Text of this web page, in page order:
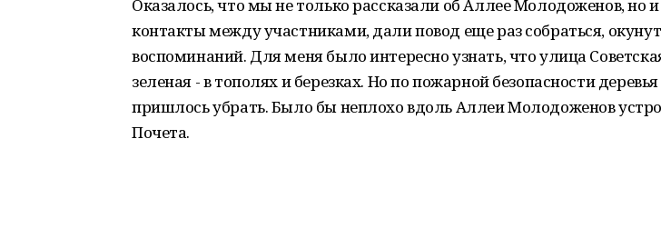
Оказалось, что мы не только рассказали об Аллее Молодоженов, но
контакты между участниками, дали повод еще раз собраться,
воспоминаний. Для меня было интересно узнать, что улица
зеленая - в тополях и березках. Но по пожарной безопасности
пришлось убрать. Было бы неплохо вдоль Аллеи Молодоженов
Почета.